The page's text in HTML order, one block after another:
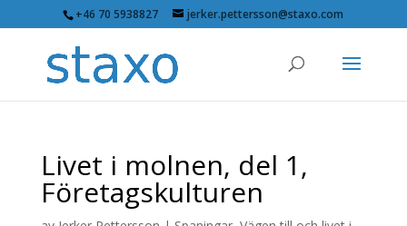
+46 70 5938827 jerker.pettersson@staxo.com
Livet i molnen, del 1,
Företagskulturen